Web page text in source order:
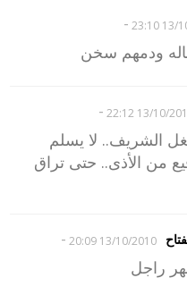
13/10/
-
ودمهم سخن
13/10/2010
-
الشريف.. لا يسلم
من الأذى.. حتى تراق
13/10/2010 20:09
-
راجل